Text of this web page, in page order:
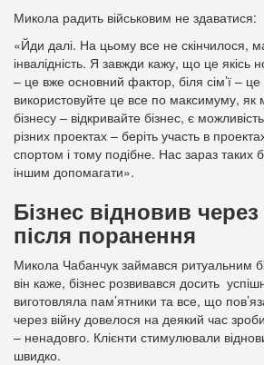
Микола радить військовим не здаватися:
«Йди далі. На цьому все не скінчилося,
інвалідність. Я завжди кажу, що це якісь
– це вже основний фактор, біля сім’ї –
використовуйте це все по максимуму,
бізнесу – відкривайте бізнес, є
різних проектах – беріть участь в
спортом і тому подібне. Нас зараз таких
іншим допомагати».
Бізнес відновив
після поранення
Микола Чабанчук займався ритуальним
він каже, бізнес розвивався досить
виготовляла пам’ятники та все, що
через війну довелося на деякий час
– ненадовго. Клієнти стимулювали
швидко.